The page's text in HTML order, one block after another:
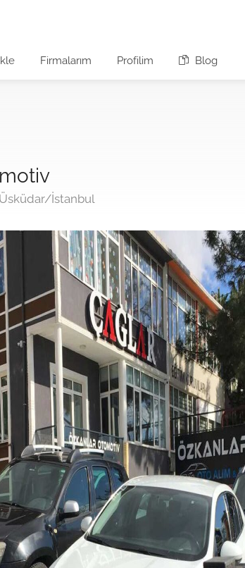
Firmalarım Profilim Blog
İstanbul